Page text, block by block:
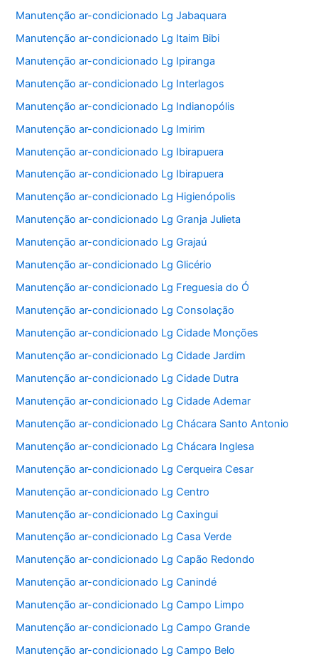
Manutenção ar-condicionado Lg Jabaquara
Manutenção ar-condicionado Lg Itaim Bibi
Manutenção ar-condicionado Lg Ipiranga
Manutenção ar-condicionado Lg Interlagos
Manutenção ar-condicionado Lg Indianopólis
Manutenção ar-condicionado Lg Imirim
Manutenção ar-condicionado Lg Ibirapuera
Manutenção ar-condicionado Lg Ibirapuera
Manutenção ar-condicionado Lg Higienópolis
Manutenção ar-condicionado Lg Granja Julieta
Manutenção ar-condicionado Lg Grajaú
Manutenção ar-condicionado Lg Glicério
Manutenção ar-condicionado Lg Freguesia do Ó
Manutenção ar-condicionado Lg Consolação
Manutenção ar-condicionado Lg Cidade Monções
Manutenção ar-condicionado Lg Cidade Jardim
Manutenção ar-condicionado Lg Cidade Dutra
Manutenção ar-condicionado Lg Cidade Ademar
Manutenção ar-condicionado Lg Chácara Santo Antonio
Manutenção ar-condicionado Lg Chácara Inglesa
Manutenção ar-condicionado Lg Cerqueira Cesar
Manutenção ar-condicionado Lg Centro
Manutenção ar-condicionado Lg Caxingui
Manutenção ar-condicionado Lg Casa Verde
Manutenção ar-condicionado Lg Capão Redondo
Manutenção ar-condicionado Lg Canindé
Manutenção ar-condicionado Lg Campo Limpo
Manutenção ar-condicionado Lg Campo Grande
Manutenção ar-condicionado Lg Campo Belo